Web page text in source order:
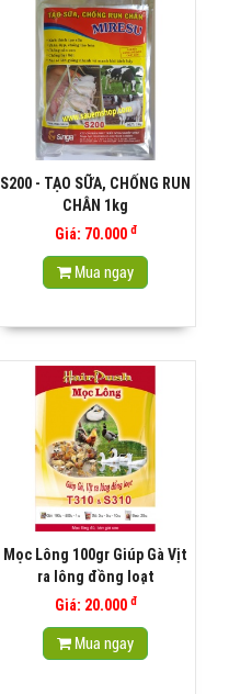
S200 - TẠO SỮA, CHỐNG RUN
CHÂN 1kg
Giá: 70.000 đ
Mua ngay
Mọc Lông 100gr Giúp Gà Vịt
ra lông đồng loạt
Giá: 20.000 đ
Mua ngay